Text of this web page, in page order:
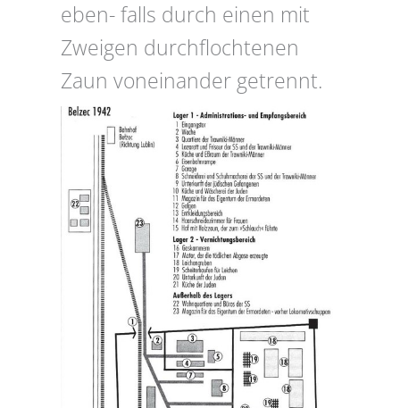
eben- falls durch einen mit
Zweigen durchflochtenen
Zaun voneinander getrennt.